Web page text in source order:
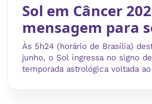
Sol em Câncer
mensagem para
Às 5h24 (horário de Brasília)
junho, o Sol ingressa no signo
temporada astrológica voltada